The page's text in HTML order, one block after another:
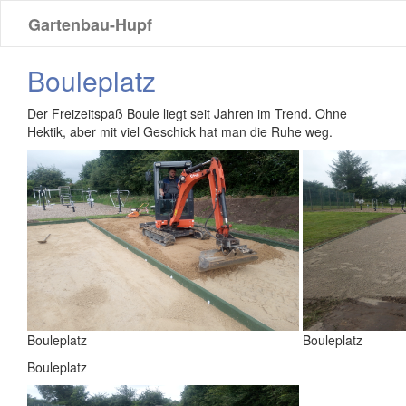
Gartenbau-Hupf
Leistungen
Anpflanzungen
Baumpflege
Bouleplatz
Bäume
fällen
Dünengärten
Dachbegrünung
Friesenwall
Gartenteich
Hochbeet
Häckseln
Mülltonnenbegrünung
Natursteinmauern
Pflaster
Rasen
Stubbenfräsen
Umgestaltung
Bouleplatz
Der Freizeitspaß Boule liegt seit Jahren im Trend. Ohne
Hektik, aber mit viel Geschick hat man die Ruhe weg.
Bouleplatz
Bouleplatz
Bouleplatz